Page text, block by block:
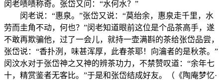
闵老啧啧称奇。张岱又问：“水何水？”
闵老说：“惠泉。”张岱又说：“莫绐余，惠泉走千里，水
劳而圭角不动，何也？”闵老知道眼前这位是个品茶高手，遂
不敢再欺骗他，过了一会儿，就持一壶满斟的茶给张岱品尝，
张岱说：“香扑洌，味甚浑厚，此春茶耶！向瀹者的是秋茶。”
闵汶水对于张岱神之又神的辨茶功力，不禁赞叹道：“余年七
十，精赏鉴者无客比。”于是和张岱结成好友。（《陶庵梦忆·